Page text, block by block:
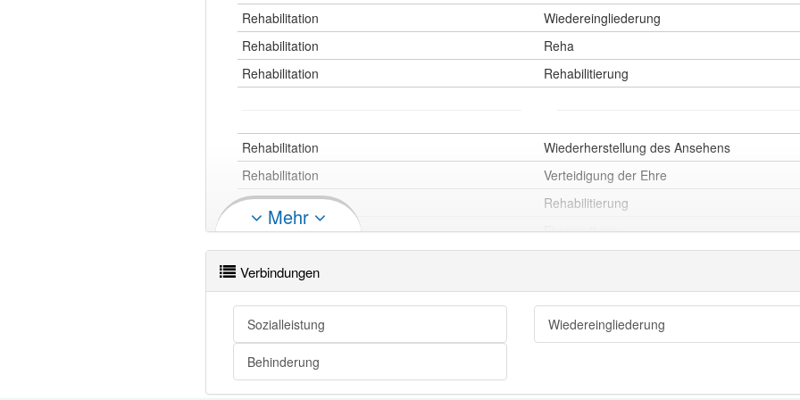
Rehabilitation
Wiedereingliederung
Rehabilitation
Reha
Rehabilitation
Rehabilitierung
Rehabilitation
Wiederherstellung des Ansehens
Rehabilitation
Verteidigung der Ehre
Rehabilitation
Rehabilitierung
Rehabilitation
Ehrenrettung
Rehabilitation openthesaurus
Mehr
Verbindungen
Sozialleistung Wiedereingliederung
Behinderung